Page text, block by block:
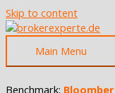
Skip to content
Main Menu
Benchmark: